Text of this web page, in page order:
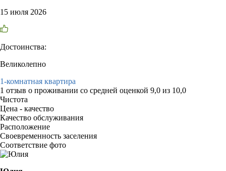
15 июля 2026
Достоинства:
Великолепно
1-комнатная квартира
1 отзыв о проживании со средней оценкой 9,0 из 10,0
Чистота
Цена - качество
Качество обслуживания
Расположение
Своевременность заселения
Соответствие фото